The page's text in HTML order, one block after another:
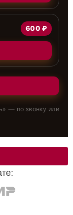
600 ₽
» — по звонку или